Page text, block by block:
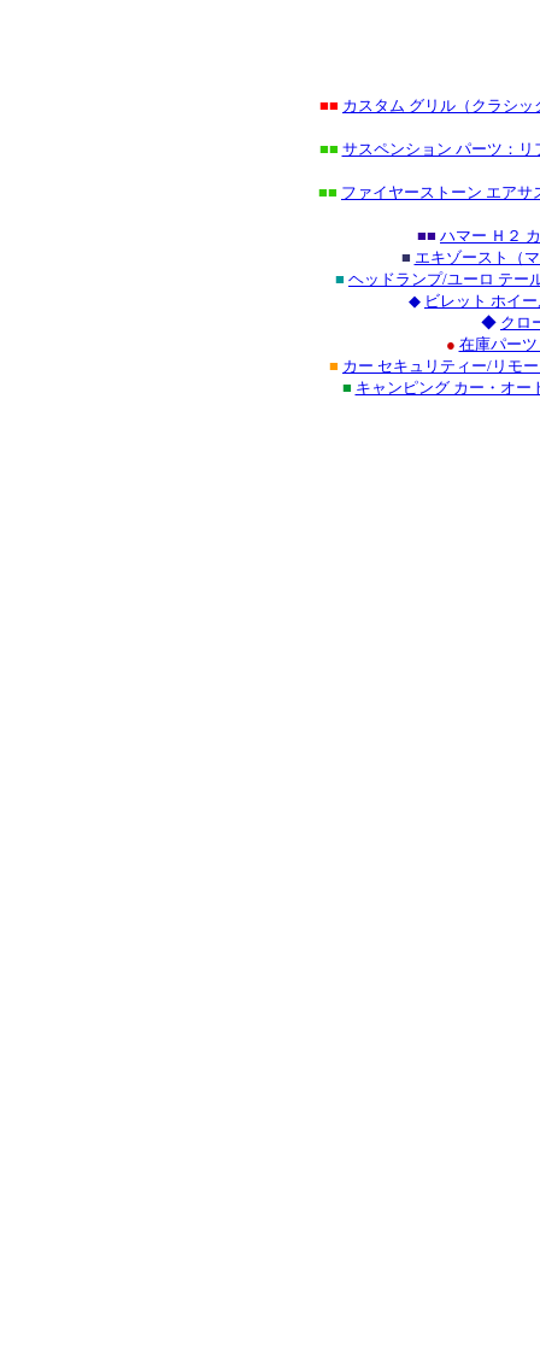
■■ カスタム グリル（クラシ
■■ サスペンション パーツ：
■■ ファイヤーストーン エア
■■ ハマー Ｈ２
■ エキゾースト（
■ ヘッドランプ/ユーロ テー
◆ ビレット ホイ
◆ クロ
● 在庫パー
■ カー セキュリティー/リモ
■ キャンピング カー・オー